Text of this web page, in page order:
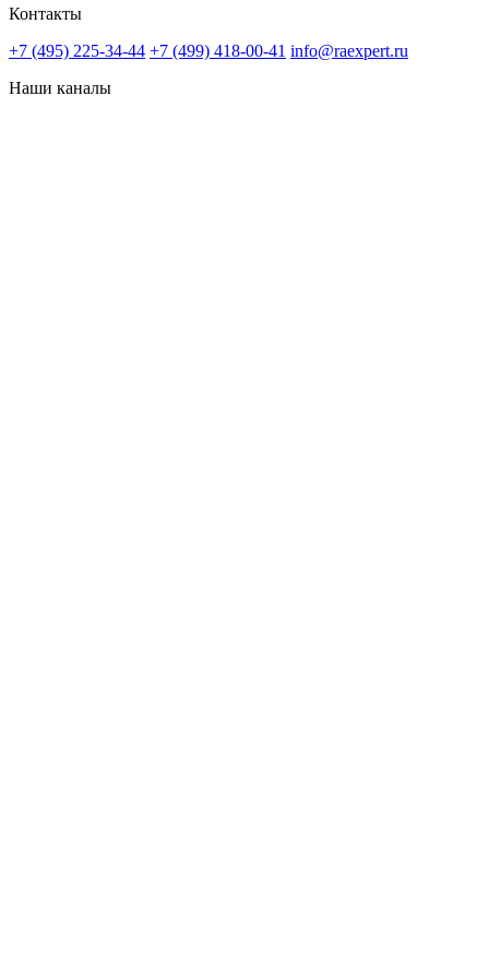
Контакты
+7 (495) 225-34-44 +7 (499) 418-00-41 info@raexpert.ru
Наши каналы